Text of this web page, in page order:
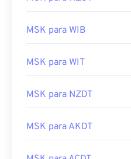
MSK para WIB
MSK para WIT
MSK para NZDT
MSK para AKDT